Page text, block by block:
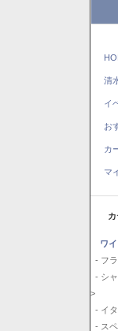
清
イ
お
カ
マ
カ
ワ
- フ
- シ
>
- イ
- ス